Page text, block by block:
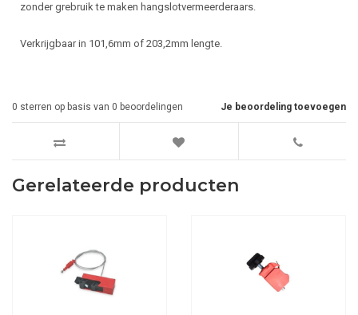
zonder grebruik te maken hangslotvermeerderaars.
Verkrijgbaar in 101,6mm of 203,2mm lengte.
Je beoordeling toevoegen
0 sterren op basis van 0 beoordelingen
Gerelateerde producten